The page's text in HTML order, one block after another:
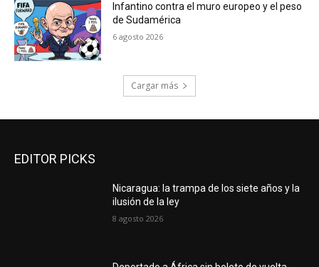
Infantino contra el muro europeo y el peso
de Sudamérica
6 agosto 2026
Cargar más
EDITOR PICKS
Nicaragua: la trampa de los siete años y la
ilusión de la ley
8 agosto 2026